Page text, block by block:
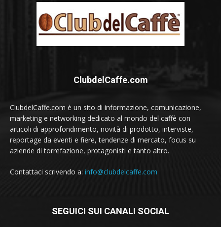
ClubdelCaffe.com
ClubdelCaffe.com è un sito di informazione, comunicazione,
marketing e networking dedicato al mondo del caffè con
articoli di approfondimento, novità di prodotto, interviste,
reportage da eventi e fiere, tendenze di mercato, focus su
aziende di torrefazione, protagonisti e tanto altro.
Contattaci scrivendo a: info@clubdelcaffe.com
SEGUICI SUI CANALI SOCIAL